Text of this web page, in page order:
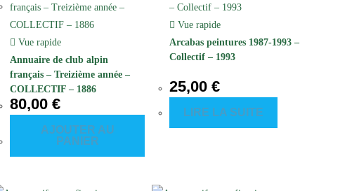
Vue rapide
Annuaire de club alpin
français – Treizième année –
COLLECTIF – 1886
80,00€
AJOUTER AU
PANIER
Vue rapide
Arcabas peintures 1987-1993 –
Collectif – 1993
25,00 €
LIRE LA SUITE